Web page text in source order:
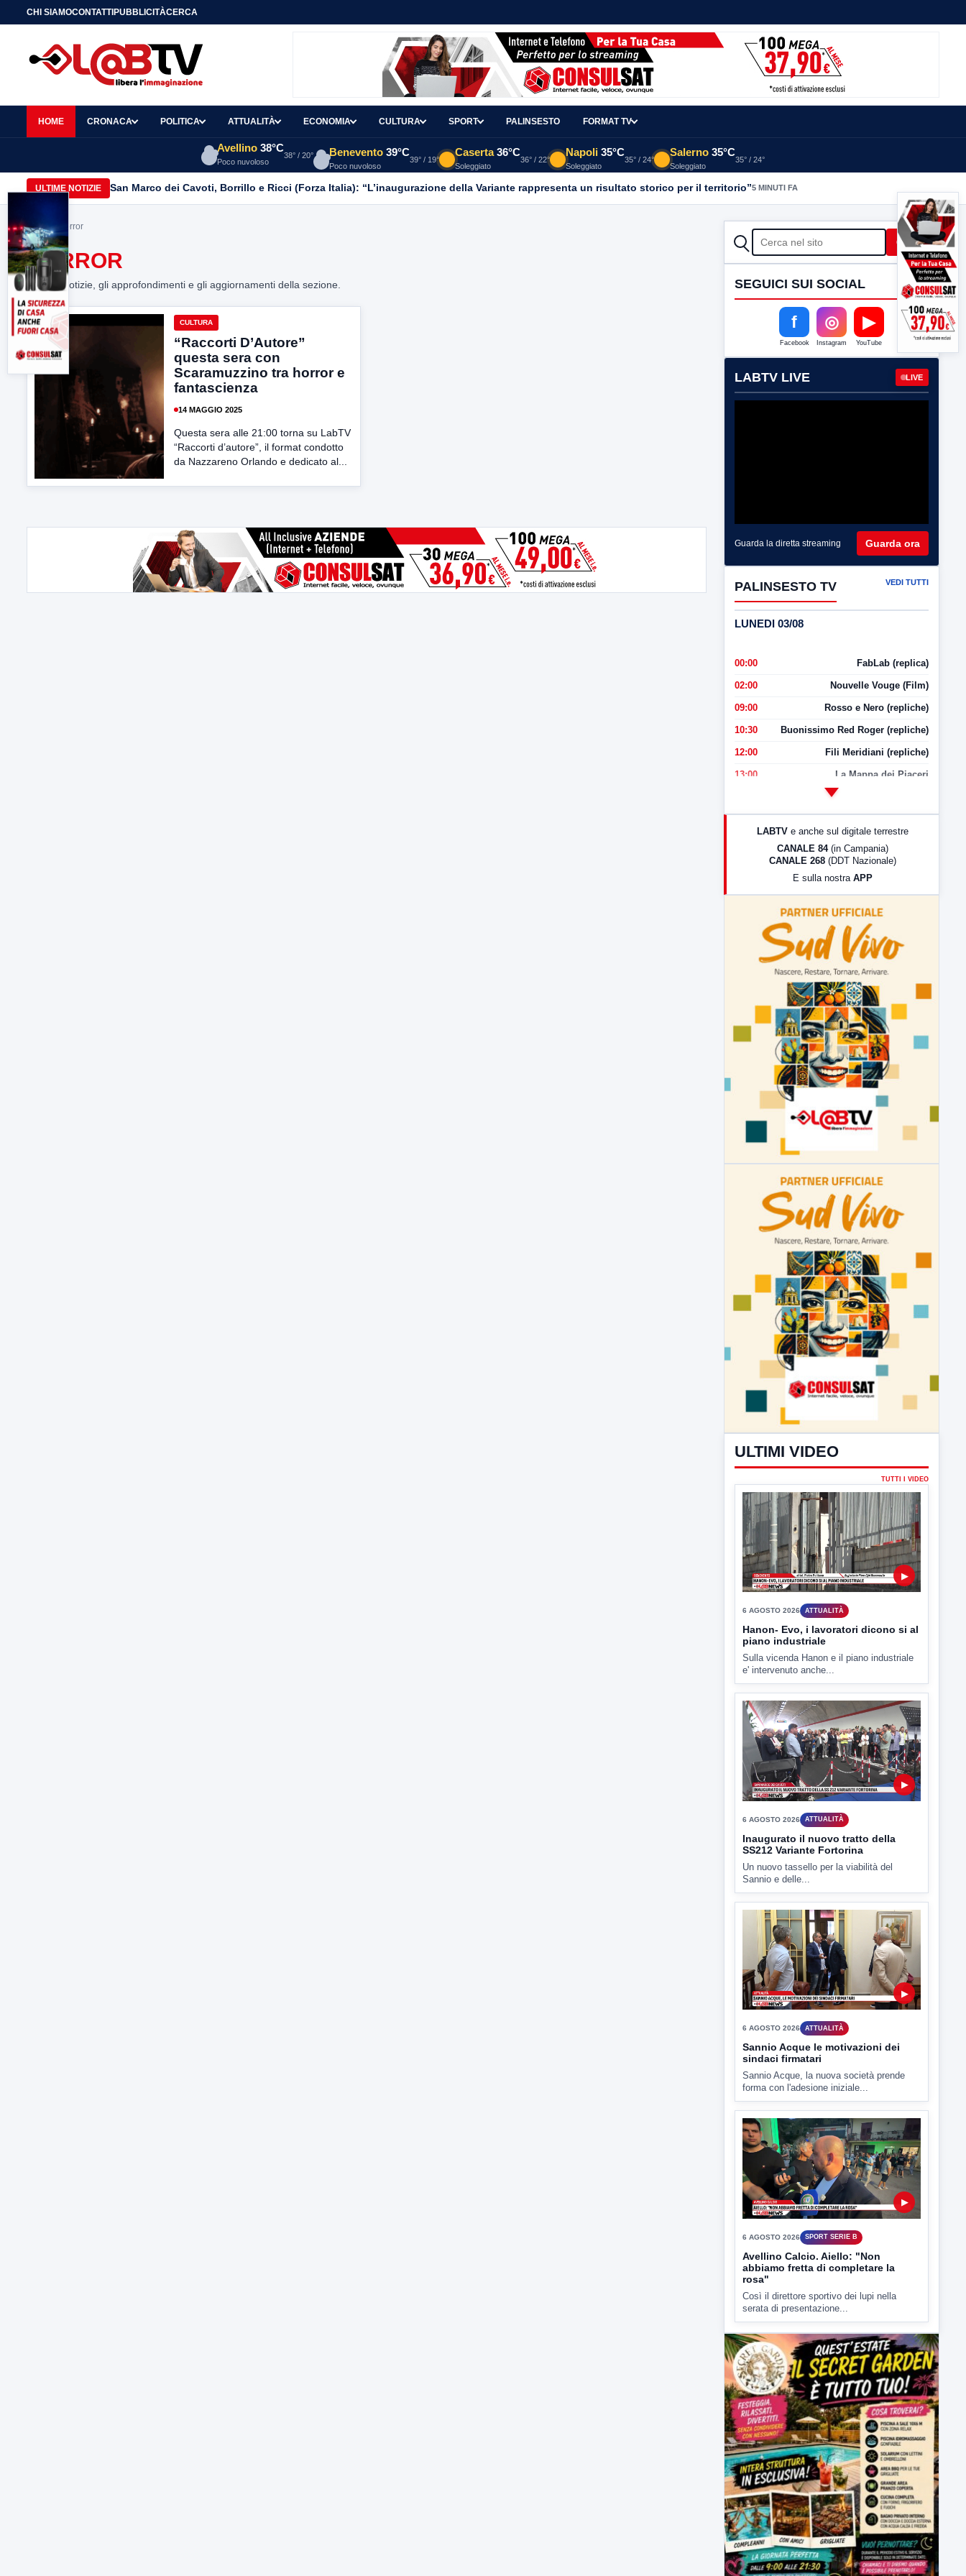
CHI SIAMOCONTATTIPUBBLICITÀCERCA
HOME CRONACA POLITICA ATTUALITÀ ECONOMIA CULTURA SPORT PALINSESTO FORMAT TV
Avellino 38°C
Poco nuvoloso
38° / 20° Benevento 39°C
Poco nuvoloso
39° / 19°
Caserta 36°C
Soleggiato
36° / 22°
Napoli 35°C
Soleggiato
35° / 24°
Salerno 35°C
Soleggiato
35° / 24°
ULTIME NOTIZIE San Marco dei Cavoti, Borrillo e Ricci (Forza Italia): “L’inaugurazione della Variante rappresenta un risultato storico per il territorio”5 MINUTI FA
Home> horror
HORROR
Tutte le notizie, gli approfondimenti e gli aggiornamenti della sezione.
CULTURA
“Raccorti D’Autore”
questa sera con
Scaramuzzino tra horror e
fantascienza
14 MAGGIO 2025
Questa sera alle 21:00 torna su LabTV
“Raccorti d’autore”, il format condotto
da Nazzareno Orlando e dedicato al...
CERCA Cerca
SEGUICI SUI SOCIAL
f
Facebook
◎
Instagram
▶
YouTube
LABTV LIVE LIVE
Guarda la diretta streaming Guarda ora
PALINSESTO TV VEDI TUTTI
LUNEDI 03/08
00:00 FabLab (replica)
02:00 Nouvelle Vouge (Film)
09:00 Rosso e Nero (repliche)
10:30 Buonissimo Red Roger (repliche)
12:00 Fili Meridiani (repliche)
13:00 La Mappa dei Piaceri
LabNews (Diretta)
LabNews (replica)
LABTV e anche sul digitale terrestre
CANALE 84 (in Campania)
CANALE 268 (DDT Nazionale)
E sulla nostra APP
ULTIMI VIDEO
▶
6 AGOSTO 2026 ATTUALITÀ
Hanon- Evo, i lavoratori dicono si al
piano industriale
Sulla vicenda Hanon e il piano industriale
e' intervenuto anche...
▶
6 AGOSTO 2026 ATTUALITÀ
Inaugurato il nuovo tratto della
SS212 Variante Fortorina
Un nuovo tassello per la viabilità del
Sannio e delle...
▶
6 AGOSTO 2026 ATTUALITÀ
Sannio Acque le motivazioni dei
sindaci firmatari
Sannio Acque, la nuova società prende
forma con l'adesione iniziale...
▶
6 AGOSTO 2026 SPORT SERIE B
Avellino Calcio. Aiello: "Non
abbiamo fretta di completare la
Così il direttore sportivo dei lupi nella
serata di presentazione...